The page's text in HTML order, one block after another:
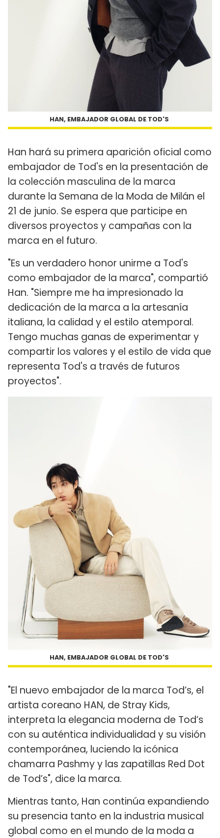
HAN, EMBAJADOR GLOBAL DE TOD'S
Han hará su primera aparición oficial como
embajador de Tod's en la presentación de
la colección masculina de la marca
durante la Semana de la Moda de Milán el
21 de junio. Se espera que participe en
diversos proyectos y campañas con la
marca en el futuro.
"Es un verdadero honor unirme a Tod's
como embajador de la marca", compartió
Han. "Siempre me ha impresionado la
dedicación de la marca a la artesanía
italiana, la calidad y el estilo atemporal.
Tengo muchas ganas de experimentar y
compartir los valores y el estilo de vida que
representa Tod's a través de futuros
proyectos".
HAN, EMBAJADOR GLOBAL DE TOD'S
"El nuevo embajador de la marca Tod’s, el
artista coreano HAN, de Stray Kids,
interpreta la elegancia moderna de Tod’s
con su auténtica individualidad y su visión
contemporánea, luciendo la icónica
chamarra Pashmy y las zapatillas Red Dot
de Tod’s", dice la marca.
Mientras tanto, Han continúa expandiendo
su presencia tanto en la industria musical
global como en el mundo de la moda a